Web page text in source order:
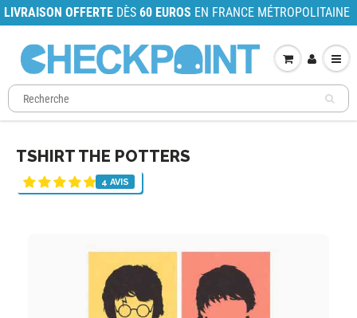
LIVRAISON OFFERTE DÈS 60 EUROS EN FRANCE MÉTROPOLITAINE
TSHIRT THE POTTERS
4 AVIS